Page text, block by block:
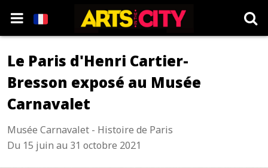
Le Paris d'Henri Cartier-
Bresson exposé au Musée
Carnavalet
Musée Carnavalet - Histoire de Paris
Du 15 juin au 31 octobre 2021